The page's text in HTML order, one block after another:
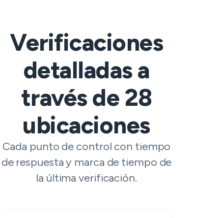
Verificaciones
detalladas a
través de28
ubicaciones
Cada punto de control con tiempo
de respuesta y marca de tiempo de
la última verificación.